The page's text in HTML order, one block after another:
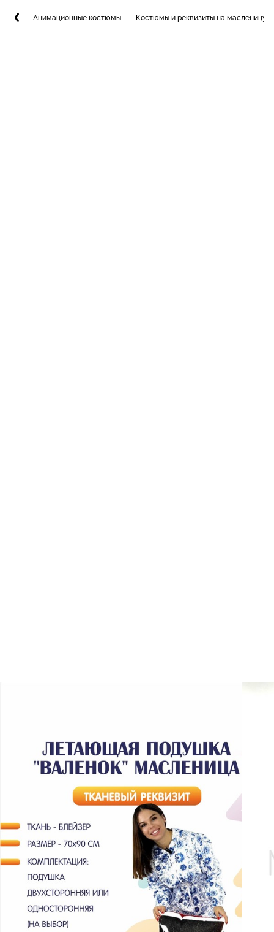
Анимационные костюмы Костюмы и реквизиты на масленицу